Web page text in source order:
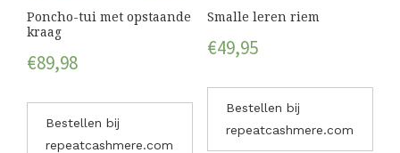
Poncho-tui met opstaande
kraag
€89,98
Bestellen bij
repeatcashmere.com
Smalle leren riem
€49,95
Bestellen bij
repeatcashmere.com